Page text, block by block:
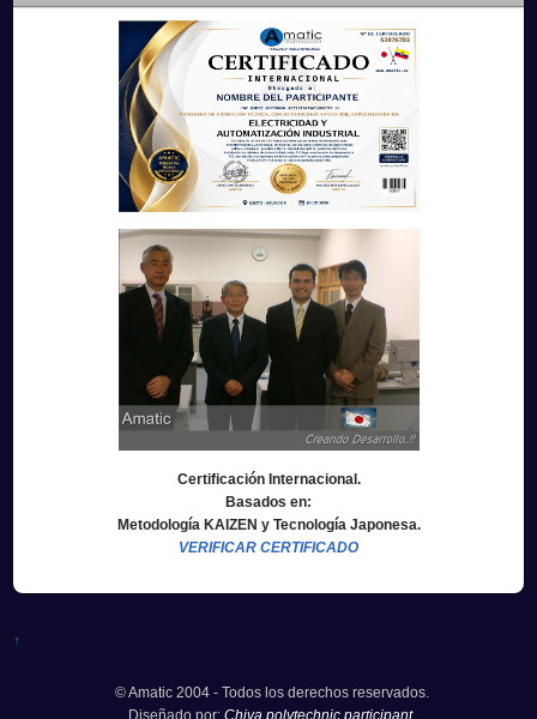
Certificación Internacional.
Basados en:
Metodología KAIZEN y Tecnología Japonesa.
VERIFICAR CERTIFICADO
↑
© Amatic 2004 - Todos los derechos reservados.
Diseñado por: Chiva polytechnic participant.